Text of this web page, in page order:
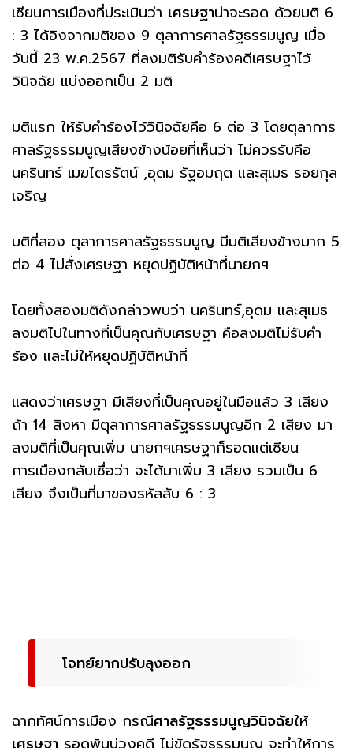
เซียนการเมืองที่ประเมินว่า เศรษฐาน่าจะรอด ด้วยมติ 6
: 3 ได้อิงจากมติของ 9 ตุลาการศาลรัฐธรรมนูญ เมื่อ
วันนี้ 23 พ.ค.2567 ที่ลงมติรับคำร้องคดีเศรษฐาไว้
วินิจฉัย แบ่งออกเป็น 2 มติ
มติแรก ให้รับคำร้องไว้วินิจฉัยคือ 6 ต่อ 3 โดยตุลาการ
ศาลรัฐธรรมนูญเสียงข้างน้อยที่เห็นว่า ไม่ควรรับคือ
นครินทร์ เมฆไตรรัตน์ ,อุดม รัฐอมฤต และสุเมธ รอยกุล
เจริญ
มติที่สอง ตุลาการศาลรัฐธรรมนูญ มีมติเสียงข้างมาก 5
ต่อ 4 ไม่สั่งเศรษฐา หยุดปฏิบัติหน้าที่นายกฯ
โดยทั้งสองมติดังกล่าวพบว่า นครินทร์,อุดม และสุเมธ
ลงมติไปในทางที่เป็นคุณกับเศรษฐา คือลงมติไม่รับคำ
ร้อง และไม่ให้หยุดปฏิบัติหน้าที่
แสดงว่าเศรษฐา มีเสียงที่เป็นคุณอยู่ในมือแล้ว 3 เสียง
ถ้า 14 สิงหา มีตุลาการศาลรัฐธรรมนูญอีก 2 เสียง มา
ลงมติที่เป็นคุณเพิ่ม นายกฯเศรษฐาก็รอดแต่เซียน
การเมืองกลับเชื่อว่า จะได้มาเพิ่ม 3 เสียง รวมเป็น 6
เสียง จึงเป็นที่มาของรหัสลับ 6 : 3
โจทย์ยากปรับลุงออก
ฉากทัศน์การเมือง กรณีศาลรัฐธรรมนูญวินิจฉัยให้